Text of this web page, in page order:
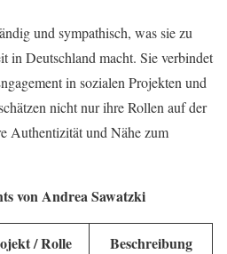
und sympathisch, was sie zu
in Deutschland macht. Sie verbindet
in sozialen Projekten und
nicht nur ihre Rollen auf der
Authentizität und Nähe zum
von Andrea Sawatzki
/ Rolle Beschreibung